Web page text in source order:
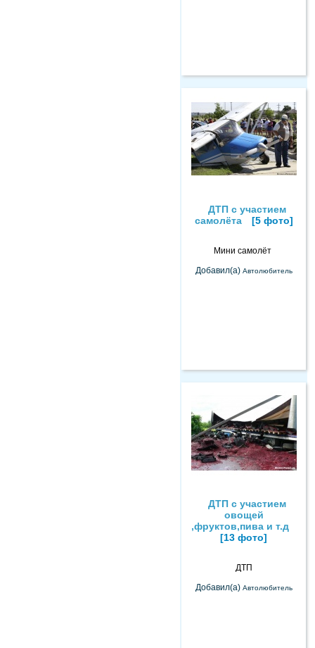
ДТП с участием
самолёта
[5 фото]
Мини самолёт
Добавил(а) Автолюбитель
ДТП с участием
овощей
,фруктов,пива и т.д
[13 фото]
ДТП
Добавил(а) Автолюбитель